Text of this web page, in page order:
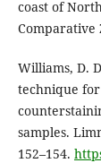
coast of
Comparative
Williams, D.
technique for
samples.
152–154.